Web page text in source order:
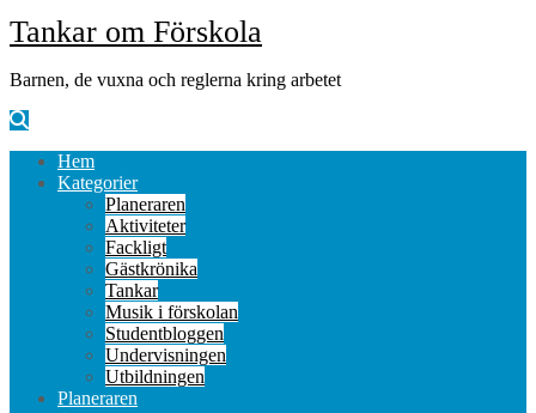
Tankar om Förskola
Barnen, de vuxna och reglerna kring arbetet
Hem
Kategorier
Planeraren
Aktiviteter
Fackligt
Gästkrönika
Tankar
Musik i förskolan
Studentbloggen
Undervisningen
Utbildningen
Planeraren